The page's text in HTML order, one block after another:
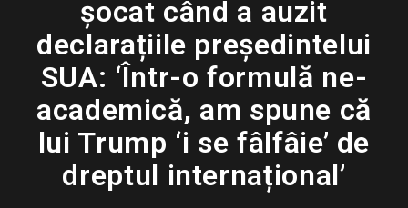
șocat când a auzit
declarațiile președintelui
SUA: ‘Într-o formulă ne-
academică, am spune că
lui Trump ‘i se fâlfâie’ de
dreptul internațional’